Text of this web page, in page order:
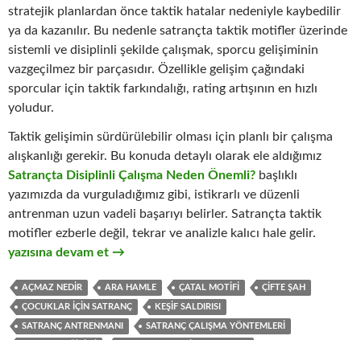
stratejik planlardan önce taktik hatalar nedeniyle kaybedilir
ya da kazanılır. Bu nedenle satrançta taktik motifler üzerinde
sistemli ve disiplinli şekilde çalışmak, sporcu gelişiminin
vazgeçilmez bir parçasıdır. Özellikle gelişim çağındaki
sporcular için taktik farkındalığı, rating artışının en hızlı
yoludur.
Taktik gelişimin sürdürülebilir olması için planlı bir çalışma
alışkanlığı gerekir. Bu konuda detaylı olarak ele aldığımız
Satrançta Disiplinli Çalışma Neden Önemli? başlıklı
yazımızda da vurguladığımız gibi, istikrarlı ve düzenli
antrenman uzun vadeli başarıyı belirler. Satrançta taktik
motifler ezberle değil, tekrar ve analizle kalıcı hale gelir.
Satrançta Taktik Motifler: En Sık Görülen 7 Kombinasyon
yazısına devam et →
AÇMAZ NEDIR ARA HAMLE ÇATAL MOTIFI ÇIFTE ŞAH
ÇOCUKLAR IÇIN SATRANÇ KEŞIF SALDIRISI
SATRANÇ ANTRENMANI SATRANÇ ÇALIŞMA YÖNTEMLERI